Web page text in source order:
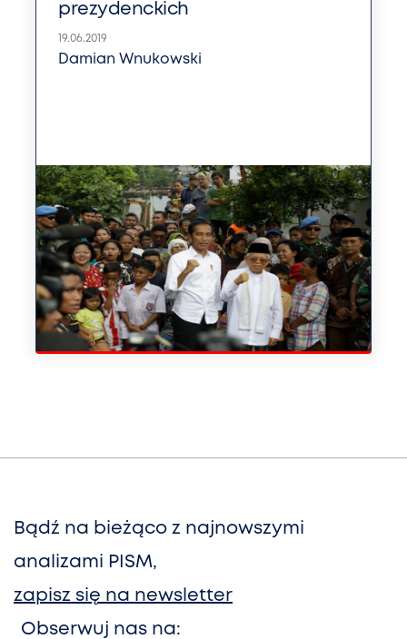
prezydenckich
19.06.2019
Damian Wnukowski
Bądź na bieżąco z najnowszymi
analizami PISM,
zapisz się na newsletter
Obserwuj nas na: